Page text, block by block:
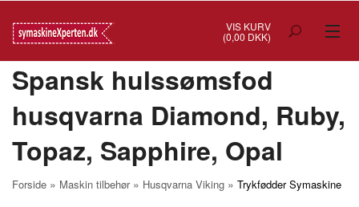
VIS KURV
(0,00 DKK)
TILBUD
SYMASKINER
OVERLOCK
Spansk hulssømsfod
husqvarna Diamond, Ruby,
Topaz, Sapphire, Opal
Forside » Maskin tilbehør» Husqvarna Viking » Trykfødder Symaskine